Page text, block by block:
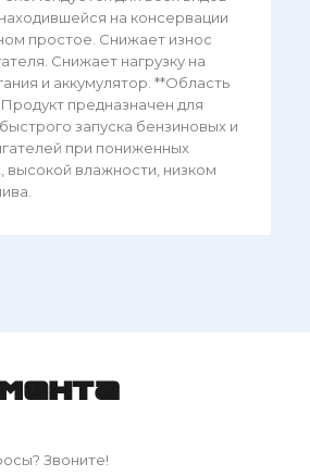
находившейся на консервации
простое. Снижает износ
Снижает нагрузку на
и аккумулятор. **Область
предназначен для
запуска бензиновых и
при пониженных
высокой влажности, низком
Звоните!